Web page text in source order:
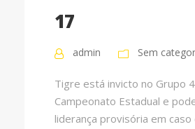
17
admin Sem
Tigre está invicto no Grupo
Campeonato Estadual e
liderança provisória em